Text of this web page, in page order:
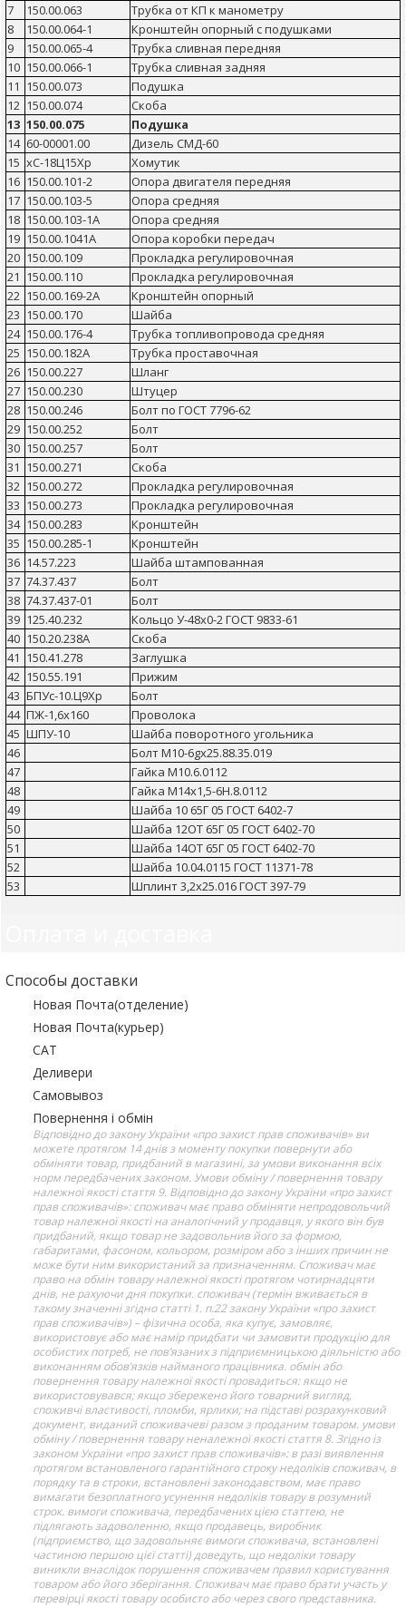
7 150.00.063
Трубка от КП к манометру
8
150.00.064-1
Кронштейн опорный с подушками
9
150.00.065-4
Трубка сливная передняя
10 150.00.066-1
Трубка сливная задняя
11 150.00.073
Подушка
12 150.00.074
Скоба
13 150.00.075
Подушка
14 60-00001.00
Дизель СМД-60
15 хС-18Ц15Хр
Хомутик
16 150.00.101-2
Опора двигателя передняя
17 150.00.103-5
Опора средняя
18 150.00.103-1А
Опора средняя
19 150.00.1041А
Опора коробки передач
20 150.00.109
Прокладка регулировочная
21 150.00.110
Прокладка регулировочная
22 150.00.169-2А
Кронштейн опорный
23 150.00.170
Шайба
24 150.00.176-4
Трубка топливопровода средняя
25 150.00.182А
Трубка проставочная
26 150.00.227
Шланг
27 150.00.230
Штуцер
28 150.00.246
Болт по ГОСТ 7796-62
29 150.00.252
Болт
30 150.00.257
Болт
31 150.00.271
Скоба
32 150.00.272
Прокладка регулировочная
33 150.00.273
Прокладка регулировочная
34 150.00.283
Кронштейн
35 150.00.285-1
Кронштейн
36 14.57.223
Шайба штампованная
37 74.37.437
Болт
38 74.37.437-01
Болт
39 125.40.232
Кольцо У-48х0-2 ГОСТ 9833-61
40 150.20.238А
Скоба
41 150.41.278
Заглушка
42 150.55.191
Прижим
43 БПУс-10.Ц9Хр
Болт
44 ПЖ-1,6х160
Проволока
45 ШПУ-10
Шайба поворотного угольника
46
Болт М10-6gх25.88.35.019
47
Гайка М10.6.0112
48
Гайка М14х1,5-6Н.8.0112
49
Шайба 10 65Г 05 ГОСТ 6402-7
50
Шайба 12ОТ 65Г 05 ГОСТ 6402-70
51
Шайба 14ОТ 65Г 05 ГОСТ 6402-70
52
Шайба 10.04.0115 ГОСТ 11371-78
53
Шплинт 3,2х25.016 ГОСТ 397-79
Способы доставки
Новая Почта(отделение)
Новая Почта(курьер)
САТ
Деливери
Самовывоз
Повернення і обмін
Відповідно до закону України «про захист прав споживачів» ви
можете протягом 14 днів з моменту покупки повернути або
обміняти товар, придбаний в магазині, за умови виконання всіх
норм передбачених законом. Умови обміну / повернення товару
належної якості стаття 9. Відповідно до закону України «про захист
прав споживачів»: споживач має право обміняти непродовольчий
товар належної якості на аналогічний у продавця, у якого він був
придбаний, якщо товар не задовольнив його за формою,
габаритами, фасоном, кольором, розміром або з інших причин не
може бути ним використаний за призначенням. Споживач має
право на обмін товару належної якості протягом чотирнадцяти
днів, не рахуючи дня покупки. споживач (термін вживається в
такому значенні згідно статті 1. п.22 закону України «про захист
прав споживачів») – фізична особа, яка купує, замовляє,
використовує або має намір придбати чи замовити продукцію для
особистих потреб, не пов’язаних з підприємницькою діяльністю або
виконанням обов’язків найманого працівника. обмін або
повернення товару належної якості провадиться: якщо не
використовувався; якщо збережено його товарний вигляд,
споживчі властивості, пломби, ярлики; на підставі розрахунковий
документ, виданий споживачеві разом з проданим товаром. умови
обміну / повернення товару неналежної якості стаття 8. Згідно із
законом України «про захист прав споживачів»: в разі виявлення
протягом встановленого гарантійного строку недоліків споживач, в
порядку та в строки, встановлені законодавством, має право
вимагати безоплатного усунення недоліків товару в розумний
строк. вимоги споживача, передбачених цією статтею, не
підлягають задоволенню, якщо продавець, виробник
(підприємство, що задовольняє вимоги споживача, встановлені
частиною першою цієї статті) доведуть, що недоліки товару
виникли внаслідок порушення споживачем правил користування
товаром або його зберігання. Споживач має право брати участь у
перевірці якості товару особисто або через свого представника.